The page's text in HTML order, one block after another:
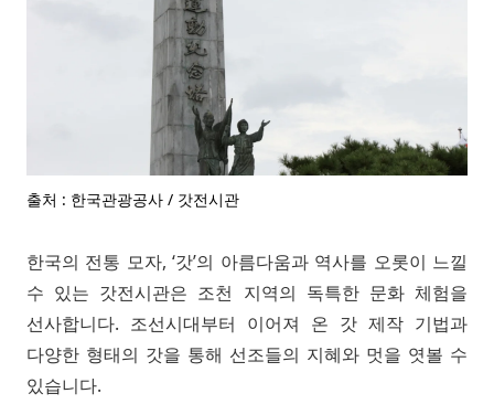
출처 : 한국관광공사 / 갓전시관
한국의 전통 모자, ‘갓’의 아름다움과 역사를 오롯이 느낄
수 있는 갓전시관은 조천 지역의 독특한 문화 체험을
선사합니다. 조선시대부터 이어져 온 갓 제작 기법과
다양한 형태의 갓을 통해 선조들의 지혜와 멋을 엿볼 수
있습니다.